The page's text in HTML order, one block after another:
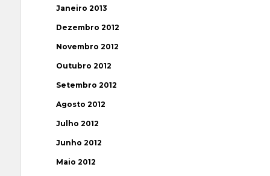
Janeiro 2013
Dezembro 2012
Novembro 2012
Outubro 2012
Setembro 2012
Agosto 2012
Julho 2012
Junho 2012
Maio 2012